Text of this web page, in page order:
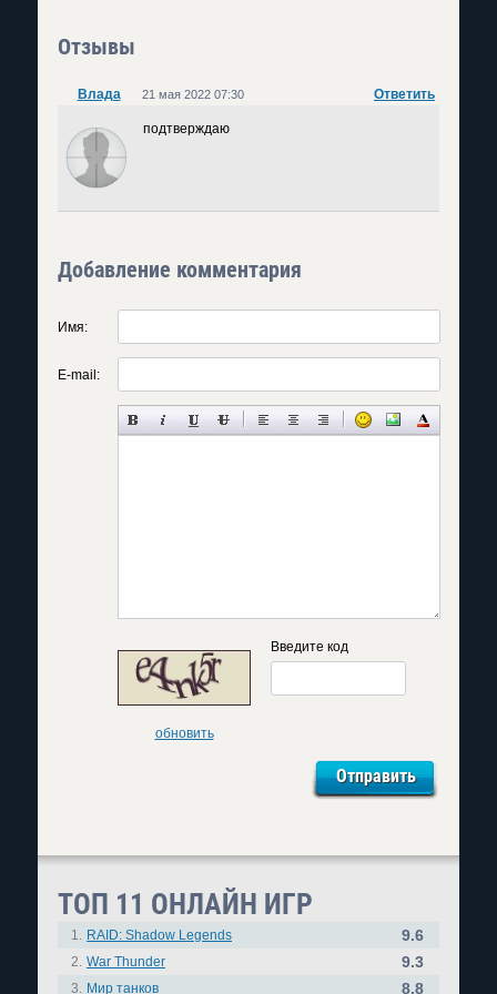
Отзывы
Влада Ответить
21 мая 2022 07:30
подтверждаю
Добавление комментария
Имя:
E-mail:
обновить
Введите код
ТОП 11 ОНЛАЙН ИГР
1. RAID: Shadow Legends 9.6
2. War Thunder 9.3
3. Мир танков 8.8